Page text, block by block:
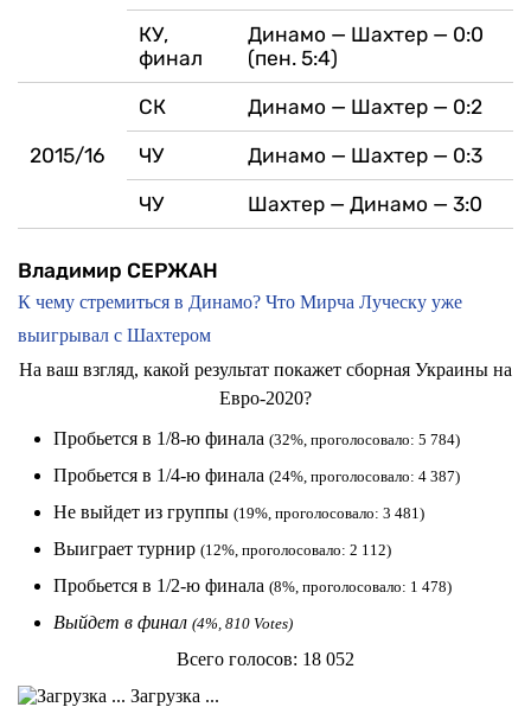
КУ,
финал
Динамо — Шахтер — 0:0
(пен. 5:4)
2015/16
СК Динамо — Шахтер — 0:2
ЧУ Динамо — Шахтер — 0:3
ЧУ Шахтер — Динамо — 3:0
Владимир СЕРЖАН
К чему стремиться в Динамо? Что Мирча Луческу уже
выигрывал с Шахтером
На ваш взгляд, какой результат покажет сборная Украины на
Евро-2020?
Пробьется в 1/8-ю финала (32%, проголосовало: 5 784)
Пробьется в 1/4-ю финала (24%, проголосовало: 4 387)
Не выйдет из группы (19%, проголосовало: 3 481)
Выиграет турнир (12%, проголосовало: 2 112)
Пробьется в 1/2-ю финала (8%, проголосовало: 1 478)
Выйдет в финал (4%, 810 Votes)
Всего голосов: 18 052
Загрузка ...